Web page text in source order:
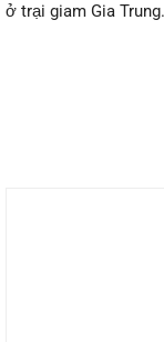
ở trại giam Gia Trung.